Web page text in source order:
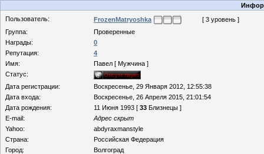
Пользователь:
FrozenMatryoshka
[ 3 уровень ]
Группа:
Проверенные
Награды:
0
Репутация:
4
Имя:
Павел [ Мужчина ]
Статус:
Дата регистрации:
Воскресенье, 29 Января 2012, 12:55:38
Дата входа:
Воскресенье, 26 Апреля 2015, 21:01:54
Дата рождения:
11 Июня 1993 [ 33 Близнецы ]
E-mail:
Адрес скрыт
Yahoo:
abdyraxmanstyle
Страна:
Российская Федерация
Город:
Волгоград